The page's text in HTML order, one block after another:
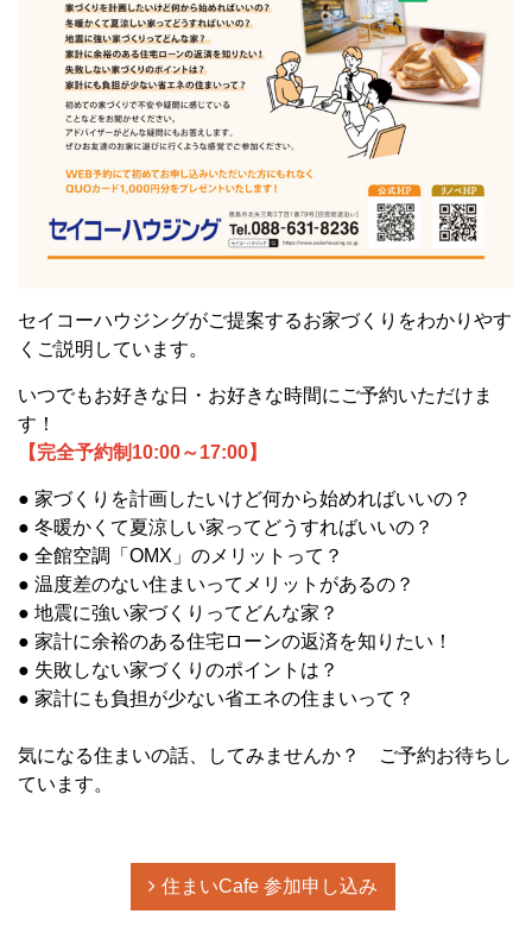
セイコーハウジングがご提案するお家づくりをわかりやす
くご説明しています。
いつでもお好きな日・お好きな時間にご予約いただけま
す！
【完全予約制10:00～17:00】
● 家づくりを計画したいけど何から始めればいいの？
● 冬暖かくて夏涼しい家ってどうすればいいの？
● 全館空調「OMX」のメリットって？
● 温度差のない住まいってメリットがあるの？
● 地震に強い家づくりってどんな家？
● 家計に余裕のある住宅ローンの返済を知りたい！
● 失敗しない家づくりのポイントは？
● 家計にも負担が少ない省エネの住まいって？
気になる住まいの話、してみませんか？ ご予約お待ちし
ています。
住まいCafe 参加申し込み